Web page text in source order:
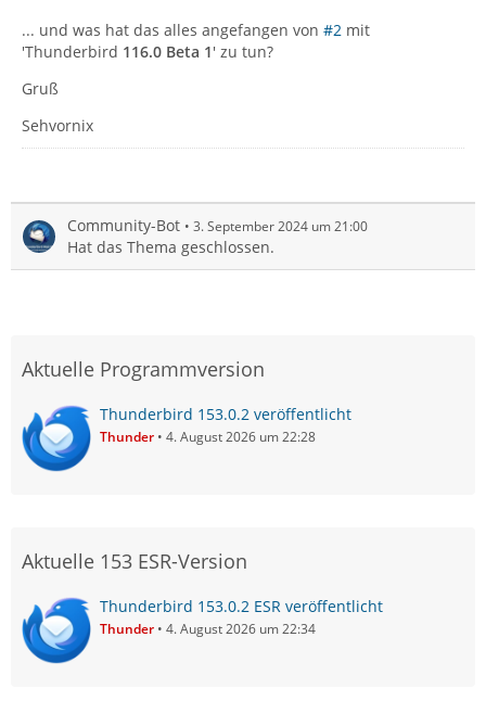
... und was hat das alles angefangen von #2 mit
'Thunderbird 116.0 Beta 1' zu tun?
Gruß
Sehvornix
Community-Bot 3. September 2024 um 21:00
Hat das Thema geschlossen.
Aktuelle Programmversion
Thunderbird 153.0.2 veröffentlicht
Thunder 4. August 2026 um 22:28
Aktuelle 153 ESR-Version
Thunderbird 153.0.2 ESR veröffentlicht
Thunder 4. August 2026 um 22:34